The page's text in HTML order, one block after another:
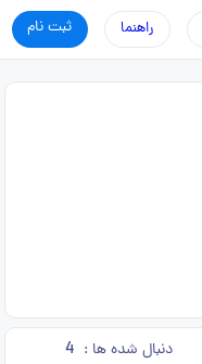
ثبت نام راهنما
دنبال شده ها : 4